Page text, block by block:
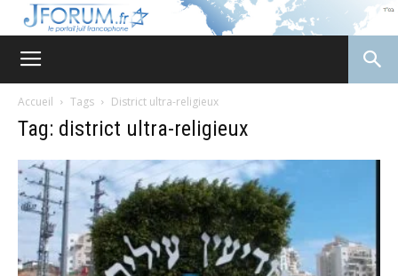
Accueil Tags District ultra-religieux
Tag: district ultra-religieux